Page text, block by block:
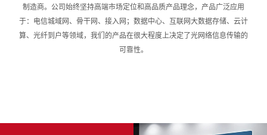
制造商。公司始终坚持高端市场定位和高品质产品理念，产品广泛应用
于：电信城域网、骨干网、接入网；数据中心、互联网大数据存储、云计
算、光纤到户等领域，我们的产品在很大程度上决定了光网络信息传输的
可靠性。